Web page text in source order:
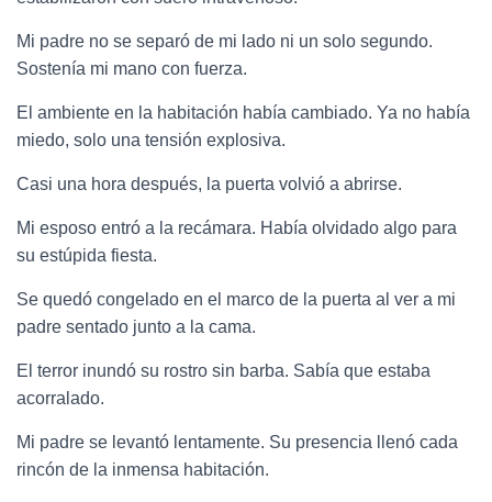
Mi padre no se separó de mi lado ni un solo segundo.
Sostenía mi mano con fuerza.
El ambiente en la habitación había cambiado. Ya no había
miedo, solo una tensión explosiva.
Casi una hora después, la puerta volvió a abrirse.
Mi esposo entró a la recámara. Había olvidado algo para
su estúpida fiesta.
Se quedó congelado en el marco de la puerta al ver a mi
padre sentado junto a la cama.
El terror inundó su rostro sin barba. Sabía que estaba
acorralado.
Mi padre se levantó lentamente. Su presencia llenó cada
rincón de la inmensa habitación.